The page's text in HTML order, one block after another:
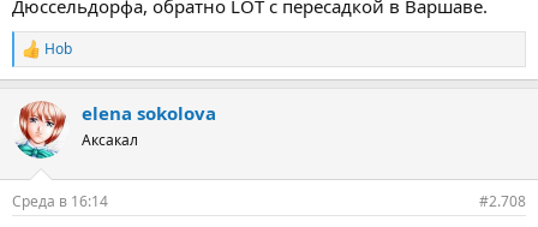
Дюссельдорфа, обратно LOT с пересадкой в Варшаве.
R
e
c
t
i
s
Hob
elena sokolova
Аксакал
Среда в 16:14 #2.708